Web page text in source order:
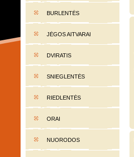
BURLENTĖS
JĖGOS AITVARAI
DVIRATIS
SNIEGLENTĖS
RIEDLENTĖS
ORAI
NUORODOS